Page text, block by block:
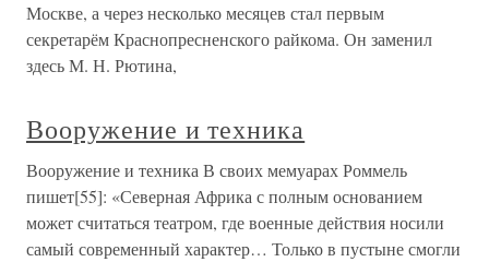
Москве, а через несколько месяцев стал первым
секретарём Краснопресненского райкома. Он заменил
здесь М. Н. Рютина,
Вооружение и техника
Вооружение и техника В своих мемуарах Роммель
пишет[55]: «Северная Африка с полным основанием
может считаться театром, где военные действия носили
самый современный характер… Только в пустыне смогли